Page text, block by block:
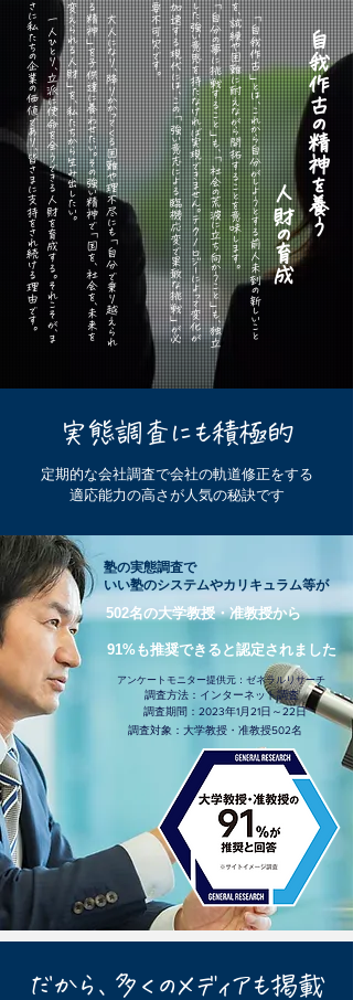
​
「
自
我
作
古
」
と
は
、
こ
れ
か
ら
自
分
が
し
よ
う
と
す
る
前
人
未
到
の
新
し
い
こ
と
を
、
試
練
や
困
難
に
耐
え
な
が
ら
開
拓
す
る
こ
と
を
意
味
し
ま
す
。
「
自
分
の
夢
に
挑
戦
す
る
こ
と
」
も
、
「
社
会
の
荒
波
に
立
ち
向
か
う
こ
と
」
も
、
独
立
し
た
強
い
意
思
を
持
た
な
け
れ
ば
実
現
で
き
ま
せ
ん
。
テ
ク
ノ
ロ
ジ
ー
に
よ
っ
て
変
化
が
加
速
す
る
現
代
に
は
、
こ
の
「
強
い
意
志
に
よ
る
臨
機
応
変
で
果
敢
な
挑
戦
」
が
必
要
不
可
欠
で
す
。
​
大
人
に
な
り
、
降
り
か
か
っ
て
く
る
困
難
や
理
不
尽
に
も
「
自
分
で
乗
り
越
え
ら
れ
る
精
神
」
を
子
供
達
に
養
わ
せ
た
い
。
そ
の
強
い
精
神
で
「
国
を
、
社
会
を
、
未
来
を
変
え
ら
れ
る
人
財
」
を
、
私
た
ち
か
ら
生
み
出
し
た
い
。
一
人
ひ
と
り
、
立
派
に
使
命
を
全
う
で
き
る
人
財
を
育
成
す
る
。
そ
れ
こ
そ
が
、
ま
さ
に
私
た
ち
の
企
業
の
価
値
で
あ
り
、
皆
さ
ま
に
支
持
を
さ
れ
続
け
る
理
由
で
す
。 ​自我作古の精神を養う
人財の育成
実態調査にも積極的
定期的な会社調査で会社の軌道修正をする
適応能力の高さが人気の秘訣です
塾の実態調査で
いい塾のシステムやカリキュラム等が
​​502名の大学教授・准教授から
91%も推奨できると認定されました
アンケートモニター提供元：ゼネラルリサーチ
調査方法：インターネット調査
調査期間：2023年1月21日～22日
調査対象：大学教授・准教授502名
だから、多くのメディアも掲載